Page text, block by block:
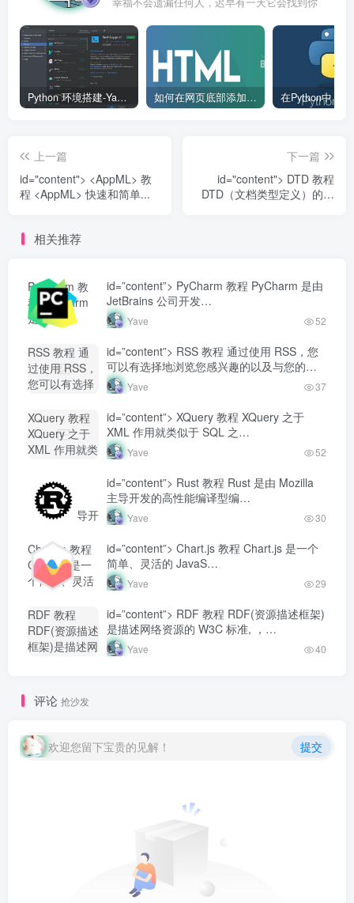
Python 环境搭建-Yave520-专业开发者社区 如何在网页底部添加版权信息？
上一篇
id="content"> <AppML> 教
程 <AppML> 快速和简单...
下一篇
id="content"> DTD 教程
DTD（文档类型定义）的作
相关推荐
PyCharm 教
程 PyCharm
是由
司开发...-
Yave520-专业
开发者社区"
fit-cover
radius8">
id=”content”> PyCharm 教程 PyCharm 是由
JetBrains 公司开发…
Yave 52
RSS 教程 通
过使用 RSS，
您可以有选择
趣的以及与您
的工...-
Yave520-专业
class="lazyload
fit-cover
radius8">
id=”content”> RSS 教程 通过使用 RSS，您
可以有选择地浏览您感兴趣的以及与您的
工…Yave 37
XQuery 教程
XQuery 之于
XML 作用就类
之...-
Yave520-专业
开发者社区"
fit-cover
radius8">
id=”content”> XQuery 教程 XQuery 之于
XML 作用就类似于 SQL 之…
Yave 52
Rust 教程
Rust 是由
Mozilla 主导开
译型编...-
Yave520-专业
开发者社区"
class="lazyload
fit-cover
radius8">
id=”content”> Rust 教程 Rust 是由 Mozilla
主导开发的高性能编译型编…
Yave 30
Chart.js 教程
Chart.js 是一
个简单、灵活
Yave520-专业
开发者社区"
class="lazyload
id=”content”> Chart.js 教程 Chart.js 是一个
简单、灵活的 JavaS…
Yave 29
RDF 教程
RDF(资源描述
框架)是描述网
，...-
Yave520-专业
class="lazyload
fit-cover
id=”content”> RDF 教程 RDF(资源描述框架)
是描述网络资源的 W3C 标准, ，…
Yave 40
评论 抢沙发
欢迎您留下宝贵的见解！ 提交